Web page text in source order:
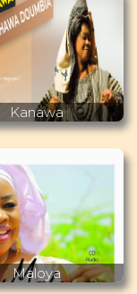
Kanawa
Maloya